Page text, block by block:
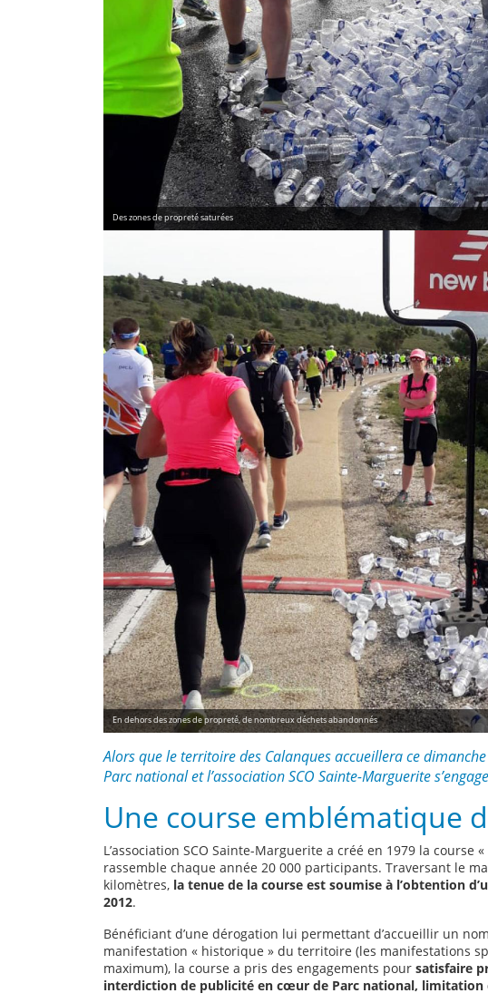
Des zones de propreté saturées
En dehors des zones de propreté, de nombreux déchets abandonnés
Alors que le territoire des Calanques accueillera ce
Parc national et l’association SCO Sainte-Marguerite
Une course emblématique
L’association SCO Sainte-Marguerite a créé en 1979 la course
rassemble chaque année 20 000 participants. Traversant le
kilomètres, la tenue de la course est soumise à l’obtention
2012.
Bénéficiant d’une dérogation lui permettant d’accueillir un
manifestation « historique » du territoire (les manifestations
maximum), la course a pris des engagements pour satisfaire
interdiction de publicité en cœur de Parc national,